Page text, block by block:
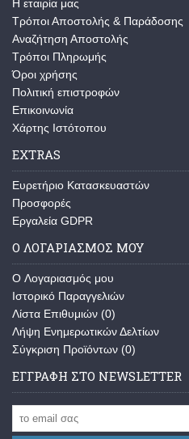
Η εταιρία μας
Τρόποι Αποστολής & Παράδοσης
Αναζήτηση Αποστολής
Τρόποι Πληρωμής
Όροι χρήσης
Πολιτική επιστροφών
Επικοινωνία
Χάρτης Ιστότοπου
EXTRAS
Ευρετήριο Κατασκευαστών
Προσφορές
Εργαλεία GDPR
Ο ΛΟΓΑΡΙΑΣΜΌΣ ΜΟΥ
O Λογαριασμός μου
Ιστορικό Παραγγελιών
Λίστα Επιθυμιών (0)
Λήψη Ενημερωτικών Δελτίων
Σύγκριση Προϊόντων (0)
ΕΓΓΡΑΦΉ ΣΤΟ NEWSLETTER